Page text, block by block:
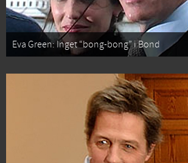
Eva Green: Inget “bong-bong” i Bond